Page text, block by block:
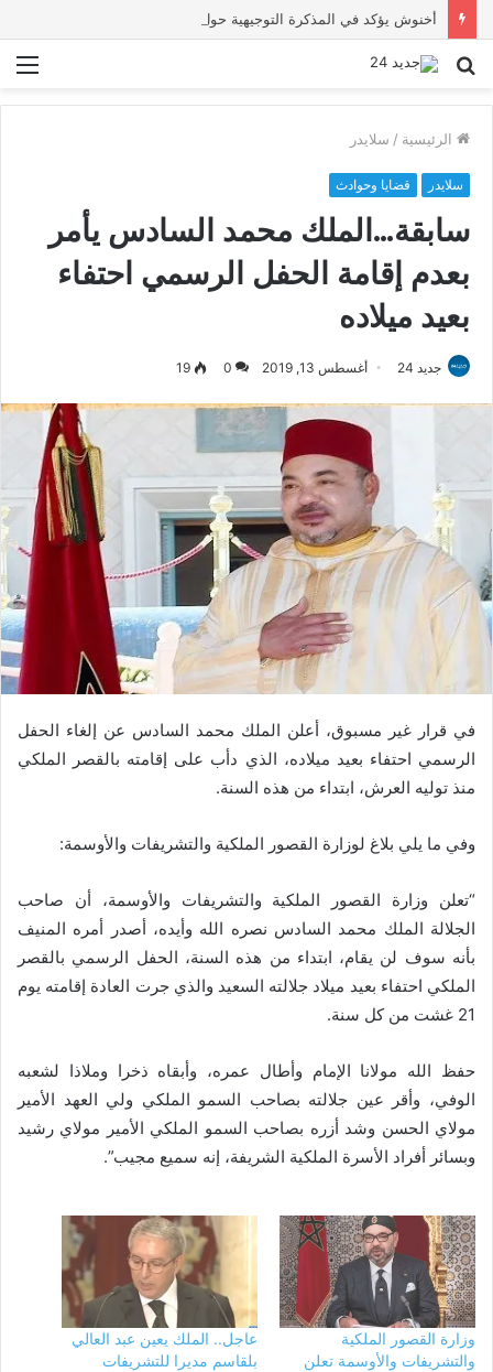
بحث
الرئيسية / سلايدر
سلايدر قضايا وحوادث
سابقة…الملك محمد السادس يأمر
بعدم إقامة الحفل الرسمي احتفاء
بعيد ميلاده
جديد 24 أغسطس 13, 2019 0
19
في قرار غير مسبوق، أعلن الملك محمد السادس عن إلغاء الحفل
الرسمي احتفاء بعيد ميلاده، الذي دأب على إقامته بالقصر الملكي
منذ توليه العرش، ابتداء من هذه السنة.
وفي ما يلي بلاغ لوزارة القصور الملكية والتشريفات والأوسمة:
“تعلن وزارة القصور الملكية والتشريفات والأوسمة، أن صاحب
الجلالة الملك محمد السادس نصره الله وأيده، أصدر أمره المنيف
بأنه سوف لن يقام، ابتداء من هذه السنة، الحفل الرسمي بالقصر
الملكي احتفاء بعيد ميلاد جلالته السعيد والذي جرت العادة إقامته يوم
21 غشت من كل سنة.
حفظ الله مولانا الإمام وأطال عمره، وأبقاه ذخرا وملاذا لشعبه
الوفي، وأقر عين جلالته بصاحب السمو الملكي ولي العهد الأمير
مولاي الحسن وشد أزره بصاحب السمو الملكي الأمير مولاي رشيد
وبسائر أفراد الأسرة الملكية الشريفة، إنه سميع مجيب”.
وزارة القصور الملكية
والتشريفات والأوسمة تعلن
عاجل.. الملك يعين عبد العالي
بلقاسم مديرا للتشريفات